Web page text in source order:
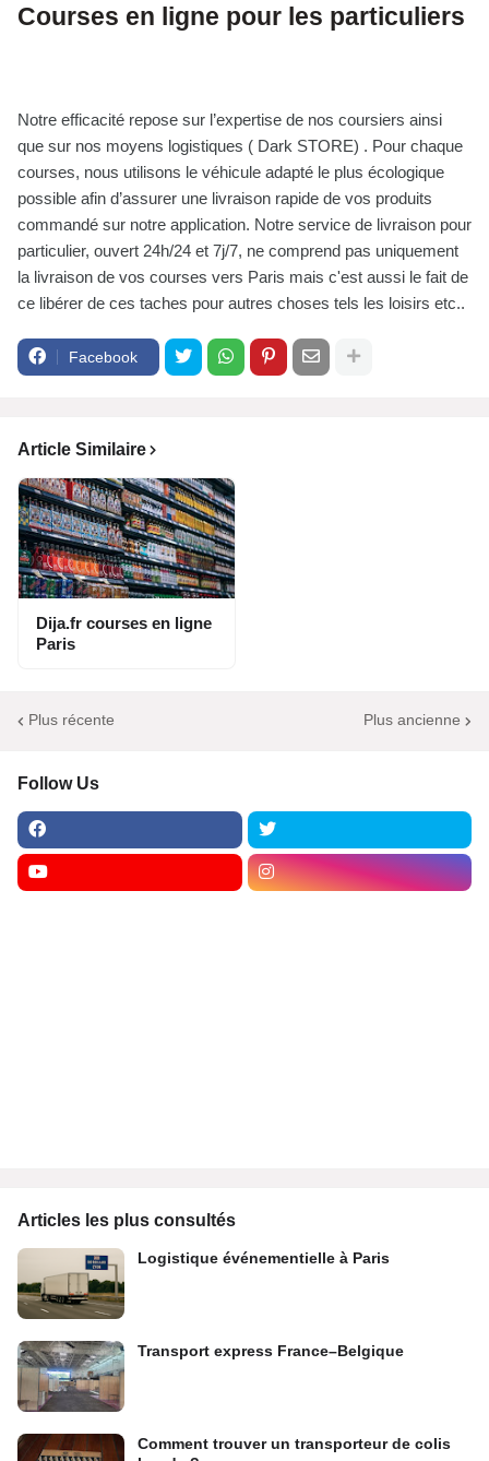
Courses en ligne pour les particuliers
Notre efficacité repose sur l’expertise de nos coursiers ainsi
que sur nos moyens logistiques ( Dark STORE) . Pour chaque
courses, nous utilisons le véhicule adapté le plus écologique
possible afin d’assurer une livraison rapide de vos produits
commandé sur notre application. Notre service de livraison pour
particulier, ouvert 24h/24 et 7j/7, ne comprend pas uniquement
la livraison de vos courses vers Paris mais c'est aussi le fait de
ce libérer de ces taches pour autres choses tels les loisirs etc..
Facebook
Article Similaire
Dija.fr courses en ligne
Paris
Plus récente Plus ancienne
Follow Us
Articles les plus consultés
Logistique événementielle à Paris
Transport express France–Belgique
Comment trouver un transporteur de colis